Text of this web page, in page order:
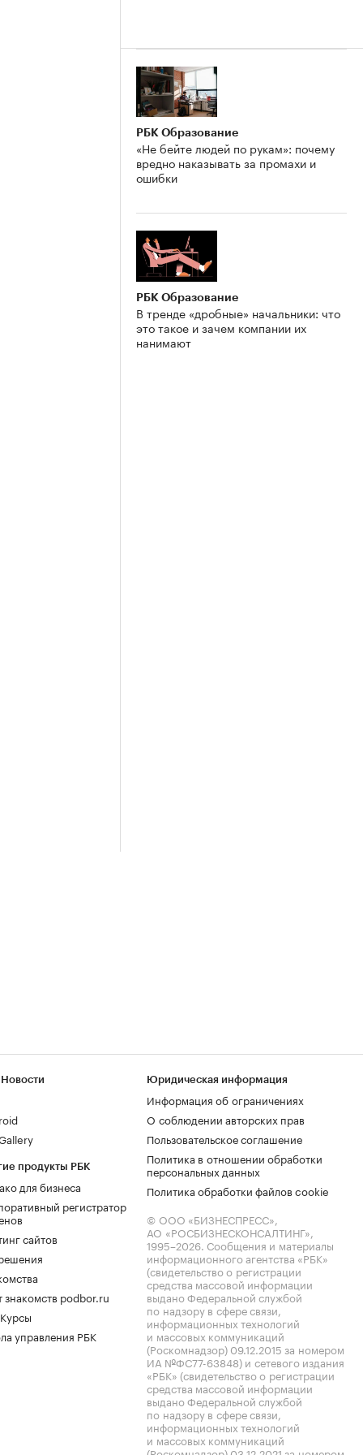
РБК Образование
«Не бейте людей по рукам»: почему
вредно наказывать за промахи и
ошибки
РБК Образование
В тренде «дробные» начальники: что
это такое и зачем компании их
нанимают
продукты РБК
для бизнеса
регистратор
сайтов
знакомств podbor.ru
управления РБК
Юридическая информация
Информация об ограничениях
О соблюдении авторских прав
Пользовательское соглашение
Политика в отношении обработки
персональных данных
Политика обработки файлов cookie
© ООО «БИЗНЕСПРЕСС»,
АО «РОСБИЗНЕСКОНСАЛТИНГ»,
1995–2026. Сообщения и материалы
информационного агентства «РБК»
(свидетельство о регистрации
средства массовой информации
выдано Федеральной службой
по надзору в сфере связи,
информационных технологий
и массовых коммуникаций
(Роскомнадзор) 09.12.2015 за номером
ИА №ФС77-63848) и сетевого издания
«РБК» (свидетельство о регистрации
средства массовой информации
выдано Федеральной службой
по надзору в сфере связи,
информационных технологий
и массовых коммуникаций